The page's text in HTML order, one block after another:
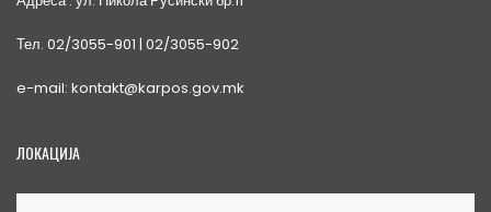
Тел. 02/3055-901 | 02/3055-902
e-mail: kontakt@karpos.gov.mk
ЛОКАЦИЈА